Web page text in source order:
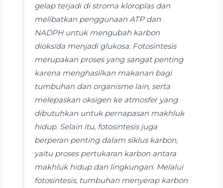
gelap terjadi di stroma kloroplas dan
melibatkan penggunaan ATP dan
NADPH untuk mengubah karbon
dioksida menjadi glukosa. Fotosintesis
merupakan proses yang sangat penting
karena menghasilkan makanan bagi
tumbuhan dan organisme lain, serta
melepaskan oksigen ke atmosfer yang
dibutuhkan untuk pernapasan makhluk
hidup. Selain itu, fotosintesis juga
berperan penting dalam siklus karbon,
yaitu proses pertukaran karbon antara
makhluk hidup dan lingkungan. Melalui
fotosintesis, tumbuhan menyerap karbon